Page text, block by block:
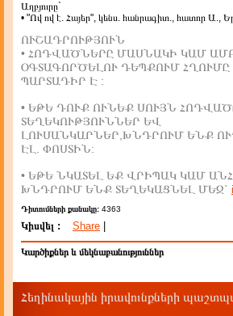
Աղբյուրը`
• "Ով ով է. Հայեր", կենս. հանրագիտ., հատոր Ա.,
ՈՒՇԱԴՐՈՒԹՅՈՒՆ
• ՀՈԴՎԱԾՆԵՐԸ ՄԱՍՆԱԿԻ ԿԱՄ
ՕԳՏԱԳՈՐԾԵԼՈՒ ԴԵՊՔՈՒՄ ՀՂՈՒՄԸ
ՊԱՐՏԱԴԻՐ Է :
• ԵԹԵ ԴՈՒՔ ՈՒՆԵՔ ՍՈՒՅՆ
ՏԵՂԵԿՈՒԹՅՈՒՆՆԵՐ ԵՎ
ԼՈՒՍԱՆԿԱՐՆԵՐ,ԽՆԴՐՈՒՄ ԵՆՔ
ԷԼ. ՓՈՍՏԻՆ:
• ԵԹԵ ՆԿԱՏԵԼ ԵՔ ՎՐԻՊԱԿ ԿԱՄ
ԽՆԴՐՈՒՄ ԵՆՔ ՏԵՂԵԿԱՑՆԵԼ ՄԵԶ`
Դիտումների քանակը: 4363
Կիսվել : Share
Կարծիքներ և մեկնաբանություններ
Հեղինակային իրավունքների